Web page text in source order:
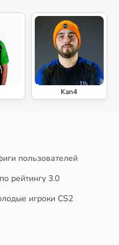
Kan4
пользователей
рейтингу 3.0
игроки CS2